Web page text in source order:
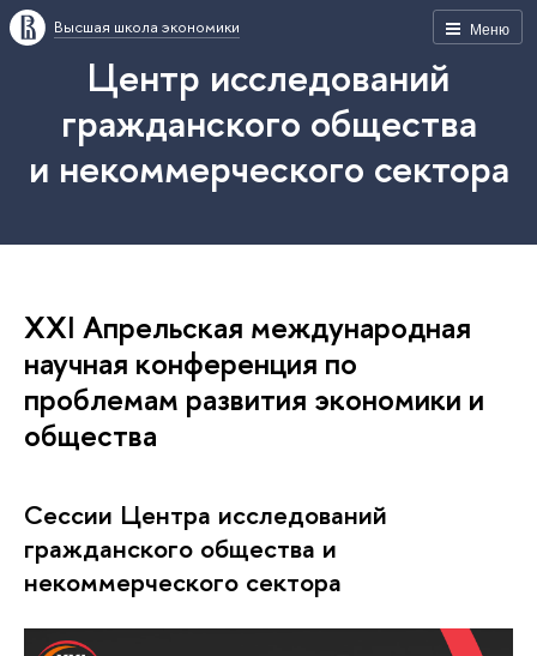
Меню
Высшая школа экономики
Центр исследований
гражданского общества
и некоммерческого сектора
XXI Апрельская международная
научная конференция по
проблемам развития экономики и
общества
Сессии Центра исследований
гражданского общества и
некоммерческого сектора